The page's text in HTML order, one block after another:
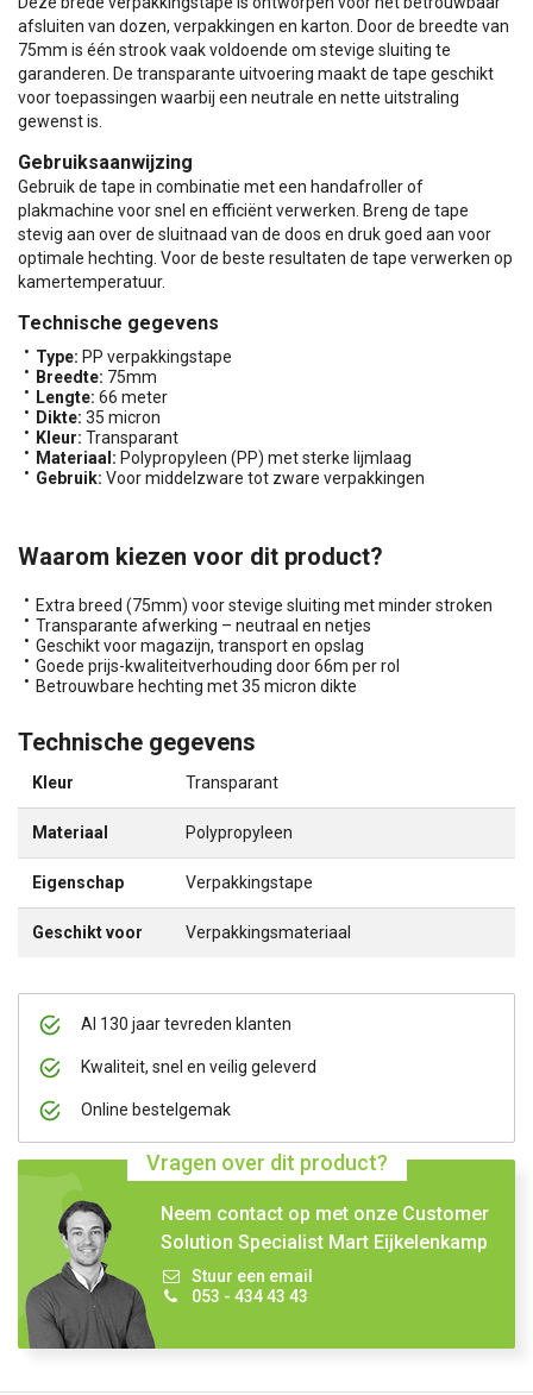
Al 130 jaar tevreden klanten
Kwaliteit, snel en veilig geleverd
Online bestelgemak
Vragen over dit product?
Neem contact op met onze Customer
Solution Specialist Mart Eijkelenkamp
Stuur een email
053 - 434 43 43
afsluiten van dozen, verpakkingen en karton. Door de breedte van
75mm is één strook vaak voldoende om stevige sluiting te
garanderen. De transparante uitvoering maakt de tape geschikt
voor toepassingen waarbij een neutrale en nette uitstraling
gewenst is.
Gebruiksaanwijzing
Gebruik de tape in combinatie met een handafroller of
plakmachine voor snel en efficiënt verwerken. Breng de tape
stevig aan over de sluitnaad van de doos en druk goed aan voor
optimale hechting. Voor de beste resultaten de tape verwerken op
kamertemperatuur.
Technische gegevens
Type: PP verpakkingstape
Breedte: 75mm
Lengte: 66 meter
Dikte: 35 micron
Kleur: Transparant
Materiaal: Polypropyleen (PP) met sterke lijmlaag
Gebruik: Voor middelzware tot zware verpakkingen
Waarom kiezen voor dit product?
Extra breed (75mm) voor stevige sluiting met minder stroken
Transparante afwerking – neutraal en netjes
Geschikt voor magazijn, transport en opslag
Goede prijs-kwaliteitverhouding door 66m per rol
Betrouwbare hechting met 35 micron dikte
Technische gegevens
Kleur Transparant
Materiaal Polypropyleen
Eigenschap Verpakkingstape
Geschikt voor Verpakkingsmateriaal